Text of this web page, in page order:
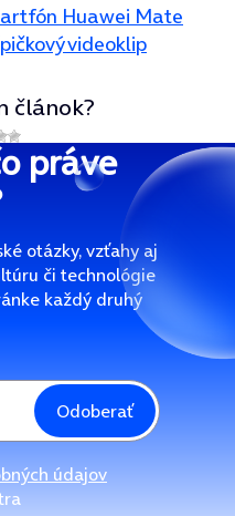
Huawei Mate
videoklip
článok?
práve
otázky, vzťahy aj
či technológie
každý druhý
Odoberať
údajov